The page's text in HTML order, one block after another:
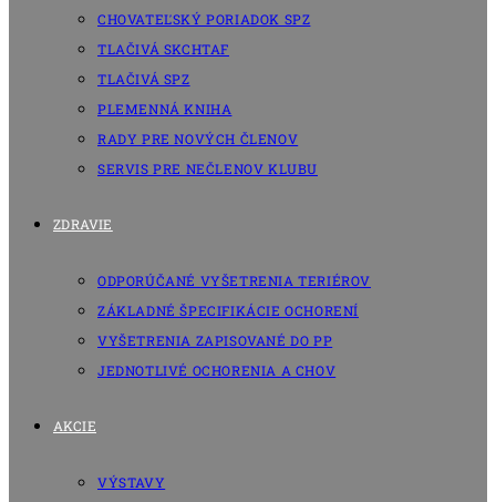
CHOVATEĽSKÝ PORIADOK SPZ
TLAČIVÁ SKCHTAF
TLAČIVÁ SPZ
PLEMENNÁ KNIHA
RADY PRE NOVÝCH ČLENOV
SERVIS PRE NEČLENOV KLUBU
ZDRAVIE
ODPORÚČANÉ VYŠETRENIA TERIÉROV
ZÁKLADNÉ ŠPECIFIKÁCIE OCHORENÍ
VYŠETRENIA ZAPISOVANÉ DO PP
JEDNOTLIVÉ OCHORENIA A CHOV
AKCIE
VÝSTAVY